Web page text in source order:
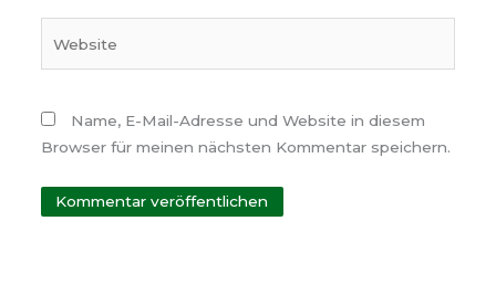
Name, E-Mail-Adresse und Website in diesem
Browser für meinen nächsten Kommentar speichern.